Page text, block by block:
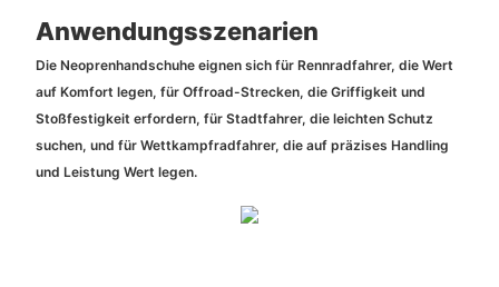
Anwendungsszenarien
Die Neoprenhandschuhe eignen sich für Rennradfahrer, die Wert
auf Komfort legen, für Offroad-Strecken, die Griffigkeit und
Stoßfestigkeit erfordern, für Stadtfahrer, die leichten Schutz
suchen, und für Wettkampfradfahrer, die auf präzises Handling
und Leistung Wert legen.